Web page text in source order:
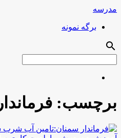
مدرسه
برگه نمونه
search
برچسب: فرماندار 95